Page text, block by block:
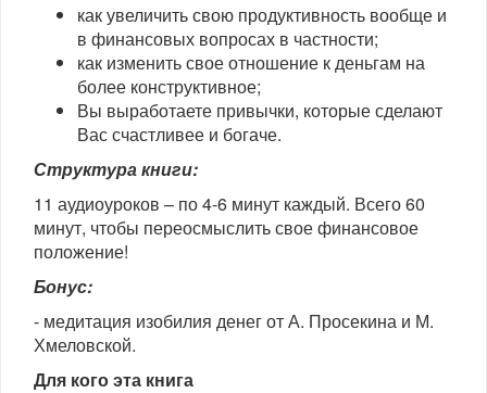
как увеличить свою продуктивность вообще и
в финансовых вопросах в частности;
как изменить свое отношение к деньгам на
более конструктивное;
Вы выработаете привычки, которые сделают
Вас счастливее и богаче.
Структура книги:
11 аудиоуроков – по 4-6 минут каждый. Всего 60
минут, чтобы переосмыслить свое финансовое
положение!
Бонус:
- медитация изобилия денег от А. Просекина и М.
Хмеловской.
Для кого эта книга